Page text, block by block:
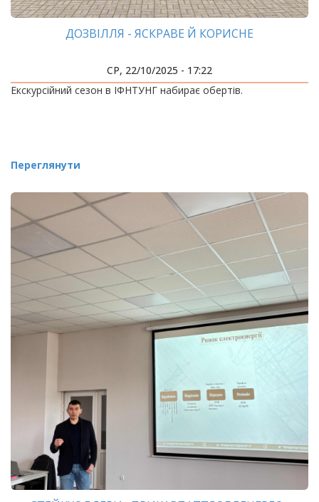
ДОЗВІЛЛЯ - ЯСКРАВЕ Й КОРИСНЕ
СР, 22/10/2025 - 17:22
Екскурсійний сезон в ІФНТУНГ набирає обертів.
Переглянути